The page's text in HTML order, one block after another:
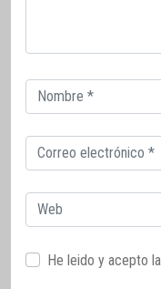
Correo
electrónico
Correo
electrónico
Web
He leido y acepto la